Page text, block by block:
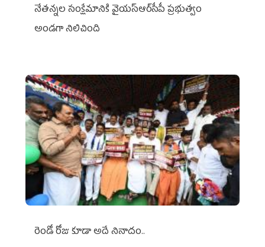
నేతన్నల సంక్షేమానికి వైయ‌స్ఆర్‌సీపీ ప్రభుత్వం
అండగా నిలిచింది
రెండో రోజు కూడా అదే నినాదం..